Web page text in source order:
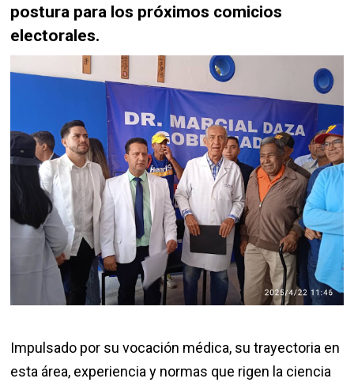
postura para los próximos comicios
electorales.
Impulsado por su vocación médica, su trayectoria en
esta área, experiencia y normas que rigen la ciencia